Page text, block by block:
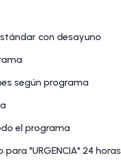
con desayuno
según programa
el programa
"URGENCIA" 24 horas